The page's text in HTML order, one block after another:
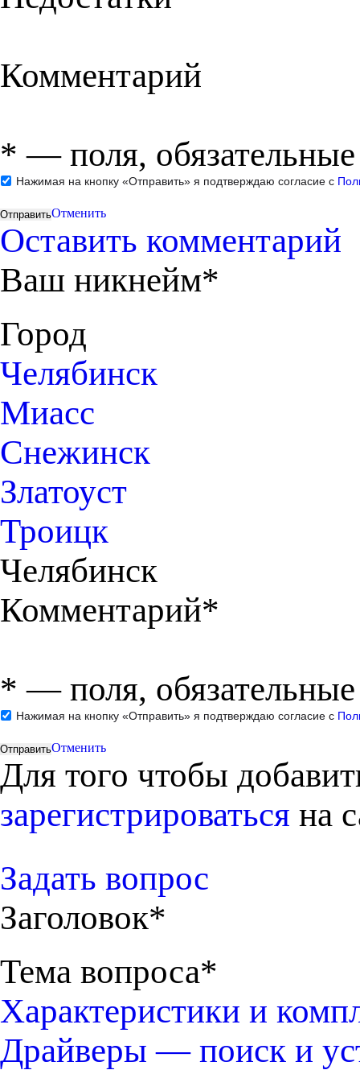
Комментарий
* — поля,
Нажимая на кнопку «Отправить» я подтверждаю согласие с
Отменить
Оставить комментарий
Ваш никнейм*
Город
Челябинск
Миасс
Снежинск
Златоуст
Троицк
Челябинск
Комментарий*
* — поля,
Нажимая на кнопку «Отправить» я подтверждаю согласие с
Отменить
Для того чтобы
зарегистрироваться на
Задать вопрос
Заголовок*
Тема вопроса*
Характеристики и
Драйверы — поиск и